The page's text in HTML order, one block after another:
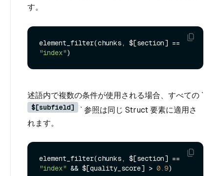
す。
"index"
述語内で複数の条件が使用される場合、すべての `
$[subfield]
` 参照は同じ Struct 要素に適用さ
れます。
"index" && $[quality_score] > 0.9